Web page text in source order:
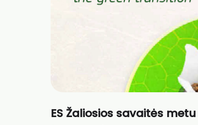
ES Žaliosios savaitės